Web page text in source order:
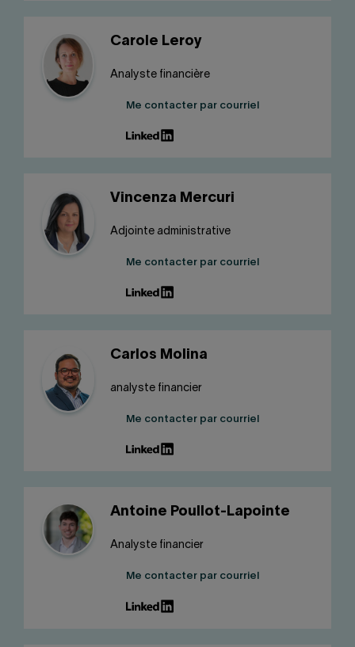
Carole Leroy
Analyste financière
Me contacter par courriel
Vincenza Mercuri
Adjointe administrative
Me contacter par courriel
Carlos Molina
analyste financier
Me contacter par courriel
Antoine Poullot-Lapointe
Analyste financier
Me contacter par courriel